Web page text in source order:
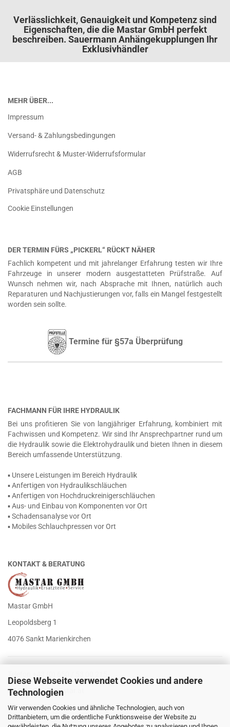
Diese Webseite verwendet Cookies und andere
Technologien
Wir verwenden Cookies und ähnliche Technologien, auch von
Drittanbietern, um die ordentliche Funktionsweise der Website zu
Verlässlichkeit, Genauigkeit und Kompetenz sind
Eigenschaften, die die Mastar GmbH perfekt
beschreiben. Sauermann Anhängekupplungen Ihr
Exklusivhändler
MEHR ÜBER...
Impressum
Versand- & Zahlungsbedingungen
Widerrufsrecht & Muster-Widerrufsformular
AGB
Privatsphäre und Datenschutz
Cookie Einstellungen
DER TERMIN FÜRS „PICKERL“ RÜCKT NÄHER
Fachlich kompetent und mit jahrelanger Erfahrung testen wir Ihre
Fahrzeuge in unserer modern ausgestatteten Prüfstraße. Auf
Wunsch nehmen wir, nach Absprache mit Ihnen, natürlich auch
Reparaturen und Nachjustierungen vor, falls ein Mangel festgestellt
worden sein sollte.
Termine für §57a Überprüfung
FACHMANN FÜR IHRE HYDRAULIK
Bei uns profitieren Sie von langjähriger Erfahrung, kombiniert mit
Fachwissen und Kompetenz. Wir sind Ihr Ansprechpartner rund um
die Hydraulik sowie die Elektrohydraulik und bieten Ihnen in diesem
Bereich umfassende Unterstützung.
▪ Unsere Leistungen im Bereich Hydraulik
▪ Anfertigen von Hydraulikschläuchen
▪ Anfertigen von Hochdruckreinigerschläuchen
▪ Aus- und Einbau von Komponenten vor Ort
▪ Schadensanalyse vor Ort
▪ Mobiles Schlauchpressen vor Ort
KONTAKT & BERATUNG
Mastar GmbH
Leopoldsberg 1
4076 Sankt Marienkirchen
E-Mailoffice@mastar.at